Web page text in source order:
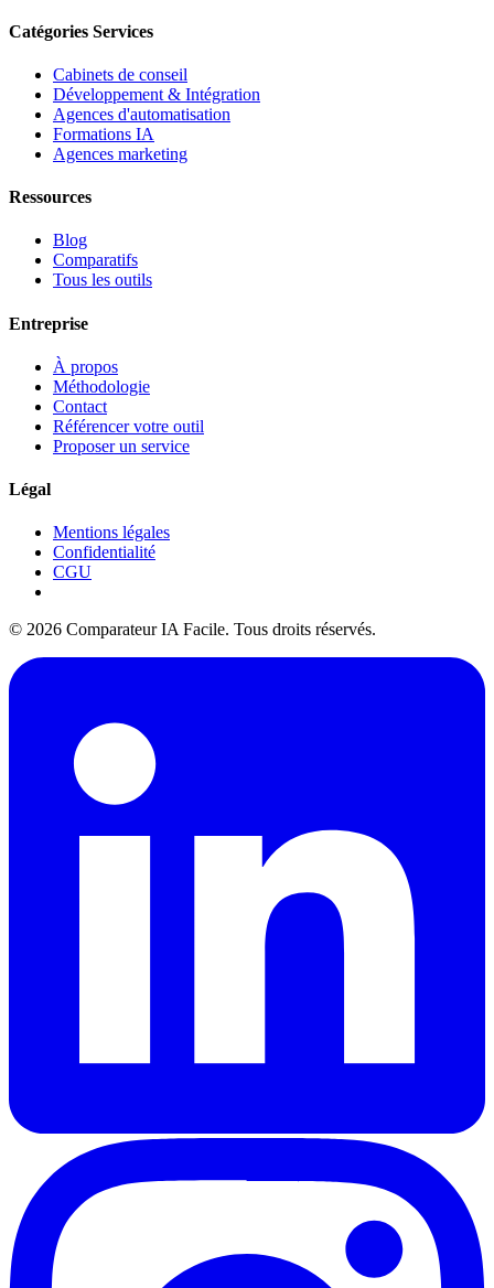
Catégories Services
Cabinets de conseil
Développement & Intégration
Agences d'automatisation
Formations IA
Agences marketing
Ressources
Blog
Comparatifs
Tous les outils
Entreprise
À propos
Méthodologie
Contact
Référencer votre outil
Proposer un service
Légal
Mentions légales
Confidentialité
CGU
© 2026 Comparateur IA Facile. Tous droits réservés.